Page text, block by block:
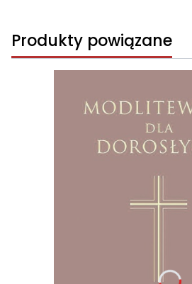
Produkty powiązane